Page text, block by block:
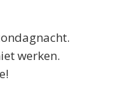
werken.